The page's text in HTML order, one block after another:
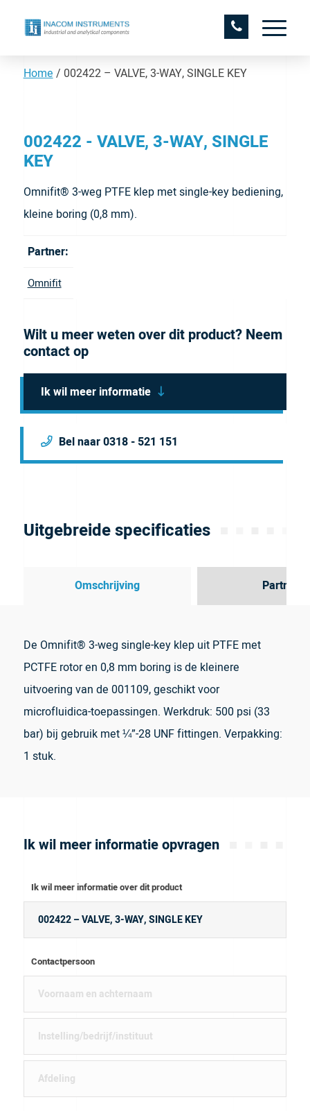
Home / 002422 – VALVE, 3-WAY, SINGLE KEY
002422 - VALVE, 3-WAY, SINGLE
KEY
Omnifit® 3-weg PTFE klep met single-key bediening,
kleine boring (0,8 mm).
Partner:
Omnifit
Wilt u meer weten over dit product? Neem
contact op
Ik wil meer informatie
Bel naar 0318 - 521 151
Uitgebreide specificaties
Omschrijving Partner
De Omnifit® 3-weg single-key klep uit PTFE met
PCTFE rotor en 0,8 mm boring is de kleinere
uitvoering van de 001109, geschikt voor
microfluidica-toepassingen. Werkdruk: 500 psi (33
bar) bij gebruik met ¼”-28 UNF fittingen. Verpakking:
1 stuk.
Ik wil meer informatie opvragen
Ik wil meer informatie over dit product
Contactpersoon